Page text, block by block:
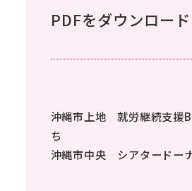
PDFをダウンロード
沖縄市上地 就労継続支援B
ち
沖縄市中央 シアタードー